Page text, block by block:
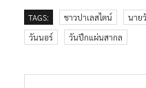
TAGS: ชาวปาเลสไตน์ นาย
วันนอร์
วันปึกแผ่นสากล